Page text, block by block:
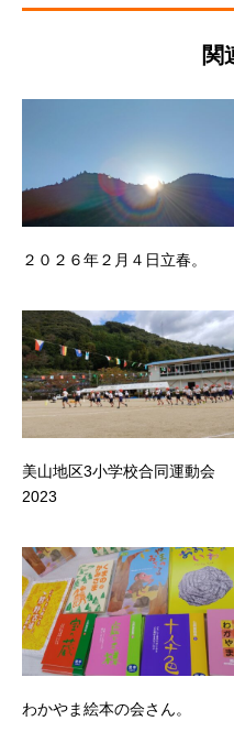
関
２０２６年２月４日立春。
美山地区3小学校合同運動会
2023
わかやま絵本の会さん。